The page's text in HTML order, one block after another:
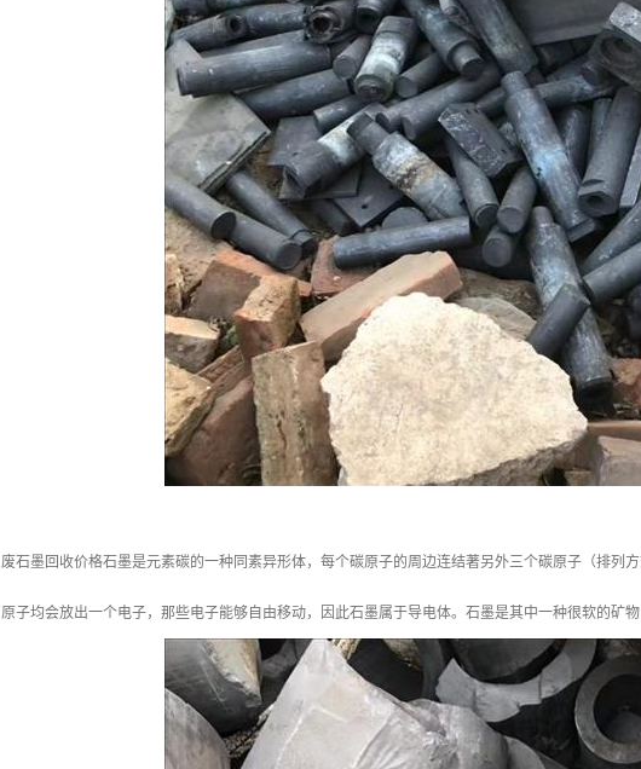
废石墨回收价格石墨是元素碳的一种同素异形体，每个碳原子的周边连结著另外三个碳原子（排列
原子均会放出一个电子，那些电子能够自由移动，因此石墨属于导电体。石墨是其中一种很软的矿